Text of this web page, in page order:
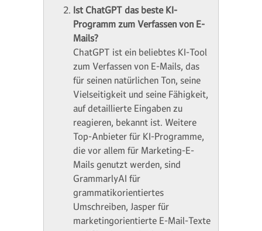
Ist ChatGPT das beste KI-
Programm zum Verfassen von E-
Mails?
ChatGPT ist ein beliebtes KI-Tool
zum Verfassen von E-Mails, das
für seinen natürlichen Ton, seine
Vielseitigkeit und seine Fähigkeit,
auf detaillierte Eingaben zu
reagieren, bekannt ist. Weitere
Top-Anbieter für KI-Programme,
die vor allem für Marketing-E-
Mails genutzt werden, sind
GrammarlyAI für
grammatikorientiertes
Umschreiben, Jasper für
marketingorientierte E-Mail-Texte